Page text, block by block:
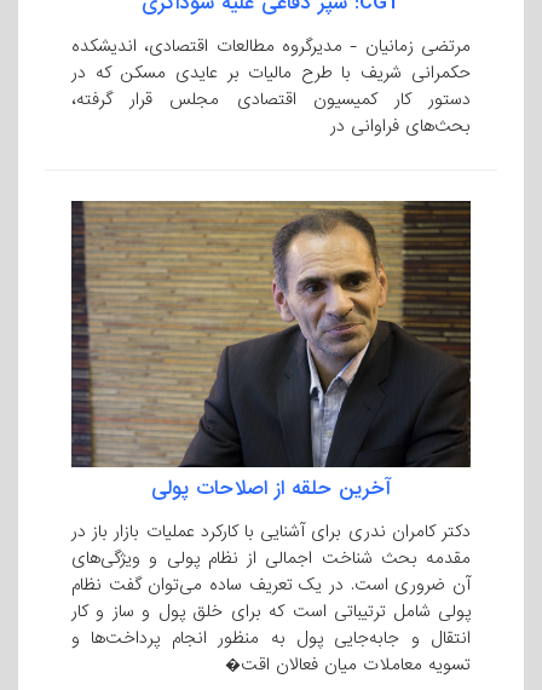
مرتضی زمانیان - مدیرگروه مطالعات اقتصادی، اندیشکده
حکمرانی شریف با طرح مالیات بر عایدی مسکن که در
دستور کار کمیسیون اقتصادی مجلس قرار گرفته،
بحث‌های فراوانی در
آخرین حلقه از اصلاحات پولی
دکتر کامران ندری برای آشنایی با کارکرد عملیات بازار باز در
مقدمه بحث شناخت اجمالی از نظام پولی و ویژگی‌های
آن ضروری است. در یک تعریف ساده می‌توان گفت نظام
پولی شامل ترتیباتی است که برای خلق پول و ساز و کار
انتقال و جابه‌جایی پول به منظور انجام پرداخت‌ها و
تسویه معاملات میان فعالان اقت�